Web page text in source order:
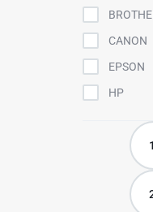
CANON
EPSON
HP